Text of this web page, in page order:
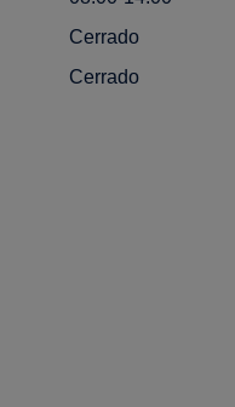
Cerrado
Cerrado